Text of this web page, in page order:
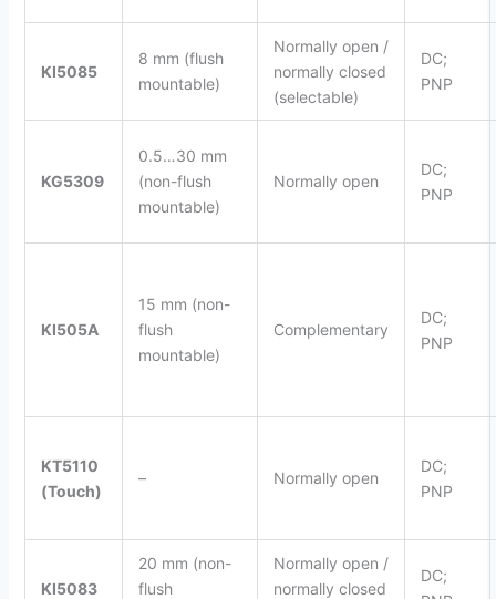
KI5085
8 mm (flush
mountable)
Normally open /
normally closed
(selectable)
DC;
PNP
KG5309
0.5…30 mm
(non-flush
mountable)
Normally open
DC;
PNP
KI505A
15 mm (non-
flush
mountable)
Complementary
DC;
PNP
KT5110
(Touch)
– Normally open
DC;
PNP
KI5083
20 mm (non-
flush
Normally open /
normally closed
DC;